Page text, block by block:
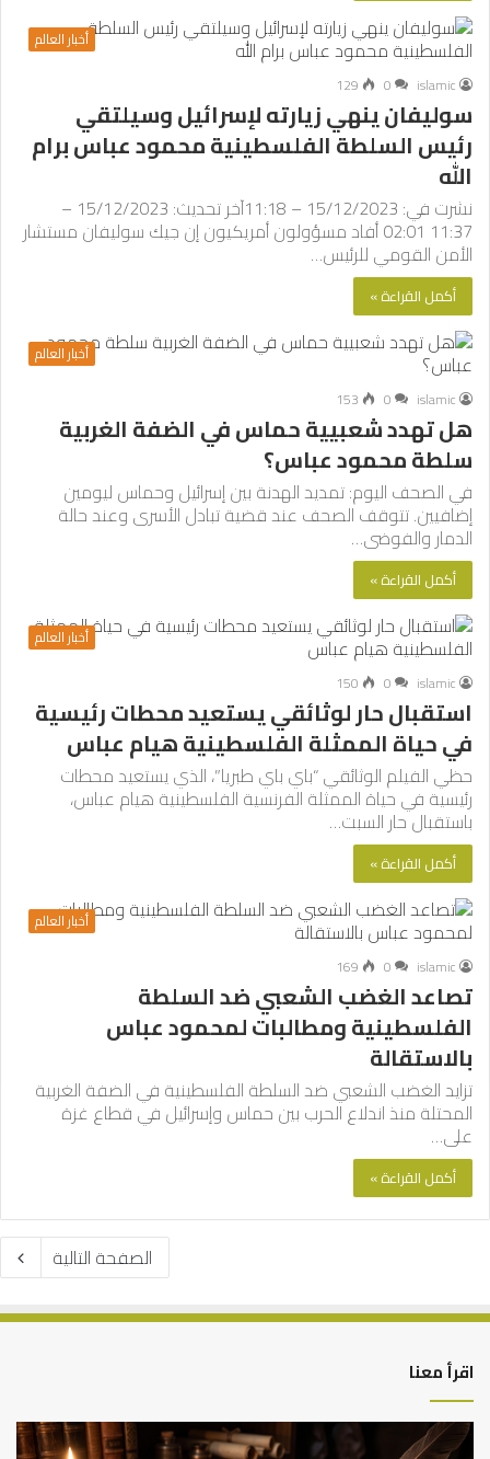
أخبار العالم
islamic
0
129
سوليفان ينهي زيارته لإسرائيل وسيلتقي
رئيس السلطة الفلسطينية محمود عباس برام
الله
نشرت في: 15/12/2023 – 11:18آخر تحديث: 15/12/2023 –
11:37 02:01 أفاد مسؤولون أمريكيون إن جيك سوليفان مستشار
الأمن القومي للرئيس…
أكمل القراءة »
أخبار العالم
islamic
0
153
هل تهدد شعبيية حماس في الضفة الغربية
سلطة محمود عباس؟
في الصحف اليوم: تمديد الهدنة بين إسرائيل وحماس ليومين
إضافيين. تتوقف الصحف عند قضية تبادل الأسرى وعند حالة
الدمار والفوضى…
أكمل القراءة »
أخبار العالم
islamic
0
150
استقبال حار لوثائقي يستعيد محطات رئيسية
في حياة الممثلة الفلسطينية هيام عباس
حظي الفيلم الوثائقي “باي باي طبريا”، الذي يستعيد محطات
رئيسية في حياة الممثلة الفرنسية الفلسطينية هيام عباس،
باستقبال حار السبت…
أكمل القراءة »
أخبار العالم
islamic
0
169
تصاعد الغضب الشعبي ضد السلطة
الفلسطينية ومطالبات لمحمود عباس
بالاستقالة
تزايد الغضب الشعبي ضد السلطة الفلسطينية في الضفة الغربية
المحتلة منذ اندلاع الحرب بين حماس وإسرائيل في قطاع غزة
على…
أكمل القراءة »
الصفحة التالية
اقرأ معنا
العلاقة